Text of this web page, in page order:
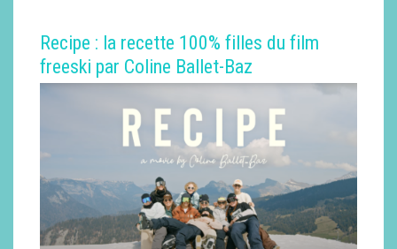
Recipe : la recette 100% filles du film
freeski par Coline Ballet-Baz